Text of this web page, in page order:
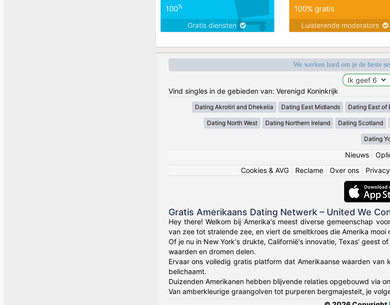
100%
Gratis diensten
100% gratis
Luisterende moderators
We werken hard om je de beste
Vind singles in de gebieden van: Verenigd Koninkrijk
Dating Akrotiri and Dhekelia Dating East Midlands Dating East of
Dating North West Dating Northern Ireland Dating Scotland
Dating
Nieuws|
Cookies & AVG
Reclame Over ons Privacy
Gratis Amerikaans Dating Netwerk – United We
Hey there! Welkom bij Amerika's meest diverse gemeenschap
van zee tot stralende zee, en viert de smeltkroes die Amerika mooi
Of je nu in New York's drukte, Californië's innovatie, Texas' geest
waarden en dromen delen.
Ervaar ons volledig gratis platform dat Amerikaanse waarden
belichaamt.
Duizenden Amerikanen hebben blijvende relaties opgebouwd via
Van amberkleurige graangolven tot purperen bergmajesteit, je